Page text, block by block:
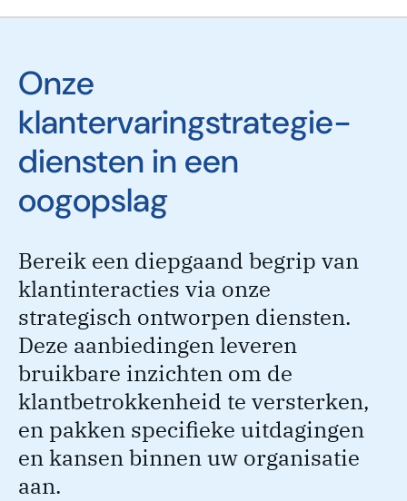
Onze
klantervaringstrategie-
diensten in een
oogopslag
Bereik een diepgaand begrip van
klantinteracties via onze
strategisch ontworpen diensten.
Deze aanbiedingen leveren
bruikbare inzichten om de
klantbetrokkenheid te versterken,
en pakken specifieke uitdagingen
en kansen binnen uw organisatie
aan.